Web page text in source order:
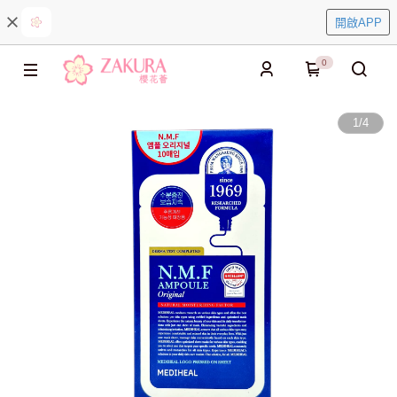
開啟APP
0
1/4